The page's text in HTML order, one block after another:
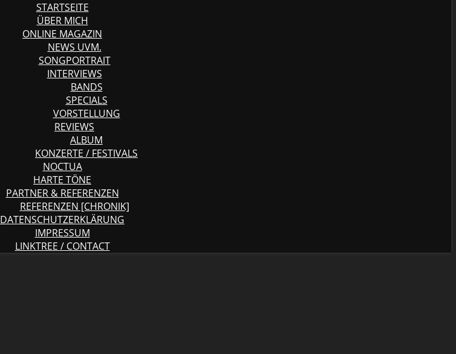
STARTSEITE
ÜBER MICH
ONLINE MAGAZIN
NEWS UVM.
SONGPORTRAIT
INTERVIEWS
BANDS
SPECIALS
VORSTELLUNG
REVIEWS
ALBUM
KONZERTE / FESTIVALS
NOCTUA
HARTE TÖNE
PARTNER & REFERENZEN
REFERENZEN [CHRONIK]
DATENSCHUTZERKLÄRUNG
IMPRESSUM
LINKTREE / CONTACT